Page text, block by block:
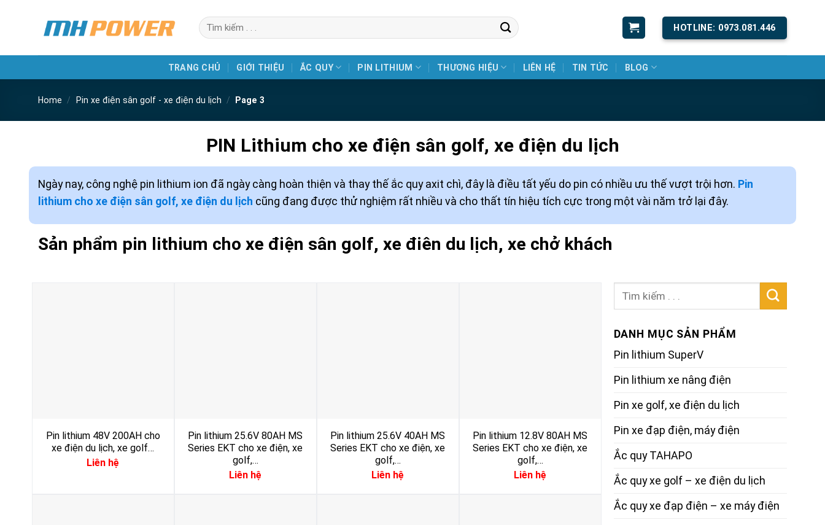
Search
for:
HOTLINE: 0973.081.446
TRANG CHỦ GIỚI THIỆU ẮC QUY PIN LITHIUM THƯƠNG HIỆU LIÊN HỆ TIN TỨC BLOG
Home / Pin xe điện sân golf - xe điện du lịch / Page 3
PIN Lithium cho xe điện sân golf, xe điện du lịch
Ngày nay, công nghệ pin lithium ion đã ngày càng hoàn thiện và thay thế ắc quy axit chì, đây là điều tất yếu do pin có nhiều ưu thế vượt trội hơn. Pin
lithium cho xe điện sân golf, xe điện du lịch cũng đang được thử nghiệm rất nhiều và cho thất tín hiệu tích cực trong một vài năm trở lại đây.
Sản phẩm pin lithium cho xe điện sân golf, xe điên du lịch, xe chở khách
Pin lithium 48V 200AH cho
xe điện du lịch, xe golf…
Liên hệ
Pin lithium 25.6V 80AH MS
Series EKT cho xe điện, xe
golf,…
Liên hệ
Pin lithium 25.6V 40AH MS
Series EKT cho xe điện, xe
golf,…
Liên hệ
Pin lithium 12.8V 80AH MS
Series EKT cho xe điện, xe
golf,…
Liên hệ
Search
DANH MỤC SẢN PHẨM
Pin lithium SuperV
Pin lithium xe nâng điện
Pin xe golf, xe điện du lịch
Pin xe đạp điện, máy điện
Ắc quy TAHAPO
Ắc quy xe golf – xe điện du lịch
Ắc quy xe đạp điện – xe máy điện